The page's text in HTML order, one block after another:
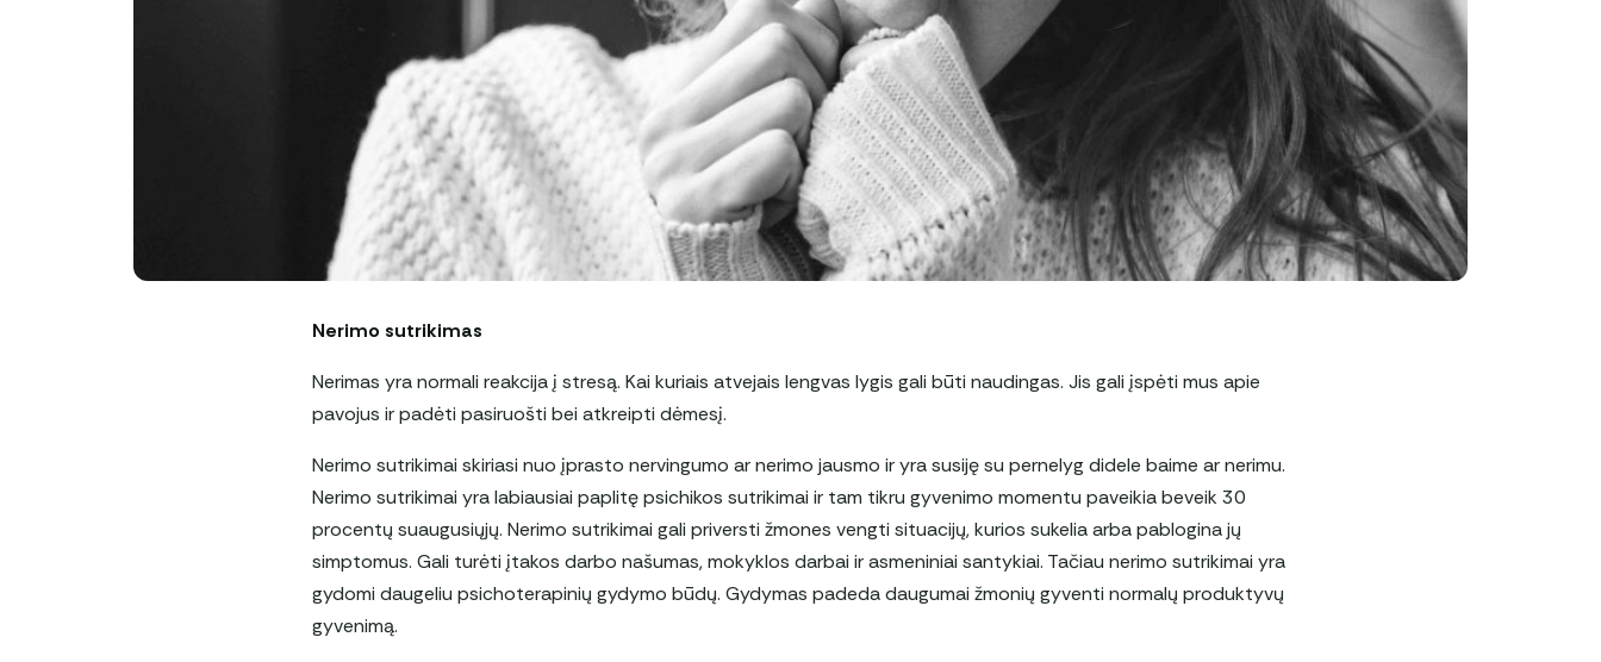
Nerimo sutrikimas
Nerimas yra normali reakcija į stresą. Kai kuriais atvejais lengvas lygis gali būti naudingas. Jis gali įspėti mus apie
pavojus ir padėti pasiruošti bei atkreipti dėmesį.
Nerimo sutrikimai skiriasi nuo įprasto nervingumo ar nerimo jausmo ir yra susiję su pernelyg didele baime ar nerimu.
Nerimo sutrikimai yra labiausiai paplitę psichikos sutrikimai ir tam tikru gyvenimo momentu paveikia beveik 30
procentų suaugusiųjų. Nerimo sutrikimai gali priversti žmones vengti situacijų, kurios sukelia arba pablogina jų
simptomus. Gali turėti įtakos darbo našumas, mokyklos darbai ir asmeniniai santykiai. Tačiau nerimo sutrikimai yra
gydomi daugeliu psichoterapinių gydymo būdų. Gydymas padeda daugumai žmonių gyventi normalų produktyvų
gyvenimą.